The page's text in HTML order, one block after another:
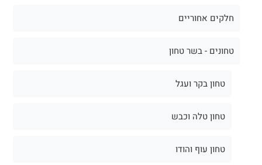
חלקים אחוריים
טחונים - בשר טחון
טחון בקר ועגל
טחון טלה וכבש
טחון עוף והודו